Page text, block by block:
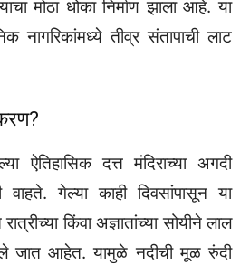
मोठा धोका निर्माण झाला आहे. या
नागरिकांमध्ये तीव्र संतापाची लाट
दत्त मंदिराच्या अगदी
गेल्या काही दिवसांपासून या
रात्रीच्या किंवा अज्ञातांच्या सोयीने लाल
जात आहेत. यामुळे नदीची मूळ रुंदी